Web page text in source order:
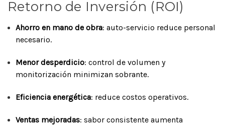
Retorno de Inversión (ROI)
Ahorro en mano de obra: auto-servicio reduce personal
necesario.
Menor desperdicio: control de volumen y
monitorización minimizan sobrante.
Eficiencia energética: reduce costos operativos.
Ventas mejoradas: sabor consistente aumenta